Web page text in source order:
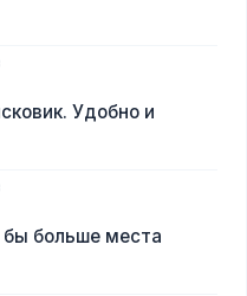
Удобно и
больше места